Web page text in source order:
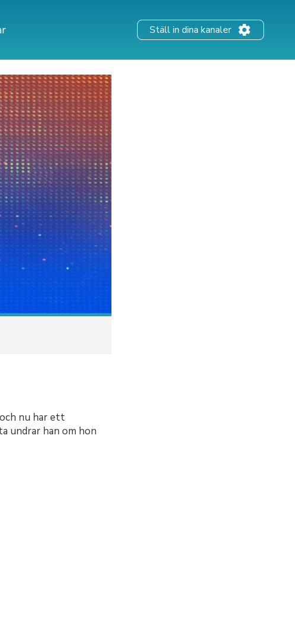
Ställ in dina kanaler
nu har ett
undrar han om hon